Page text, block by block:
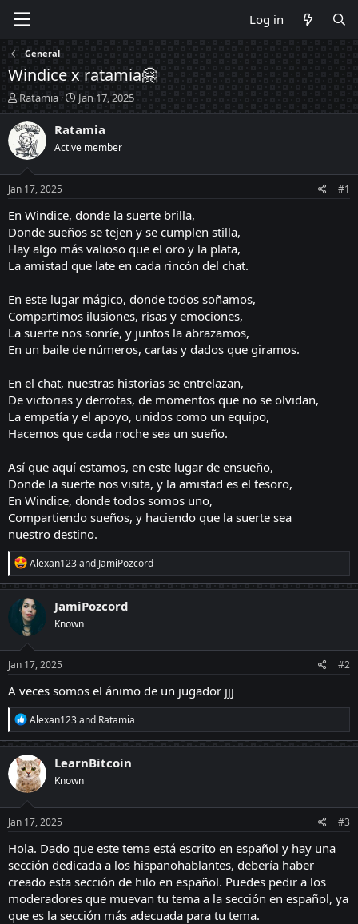
Log in
General
Windice x ratamia🤗
T
h
r
e
a
d
t
a
t
e
r
Ratamia
S
t
a
t
t
e
Jan 17, 2025
Ratamia
Active member
Jan 17, 2025 #1
En Windice, donde la suerte brilla,
Donde sueños se tejen y se cumplen stilla,
Hay algo más valioso que el oro y la plata,
La amistad que late en cada rincón del chat.
En este lugar mágico, donde todos soñamos,
Compartimos ilusiones, risas y emociones,
La suerte nos sonríe, y juntos la abrazamos,
En un baile de números, cartas y dados que giramos.
En el chat, nuestras historias se entrelazan,
De victorias y derrotas, de momentos que no se olvidan,
La empatía y el apoyo, unidos como un equipo,
Hacemos que cada noche sea un sueño.
Así que aquí estamos, en este lugar de ensueño,
Donde la suerte nos visita, y la amistad es el tesoro,
En Windice, donde todos somos uno,
Compartiendo sueños, y haciendo que la suerte sea
nuestro destino.
R
e
a
c
t
i
o
n
s
:
Alexan123and JamiPozcord
JamiPozcord
Known
Jan 17, 2025 #2
A veces somos el ánimo de un jugador jjj
R
e
a
c
t
i
o
n
s
:
Alexan123and Ratamia
LearnBitcoin
Known
Jan 17, 2025 #3
Hola. Dado que este tema está escrito en español y hay una
sección dedicada a los hispanohablantes, debería haber
creado esta sección de hilo en español. Puedes pedir a los
moderadores que muevan tu tema a la sección en español, ya
que es la sección más adecuada para tu tema.